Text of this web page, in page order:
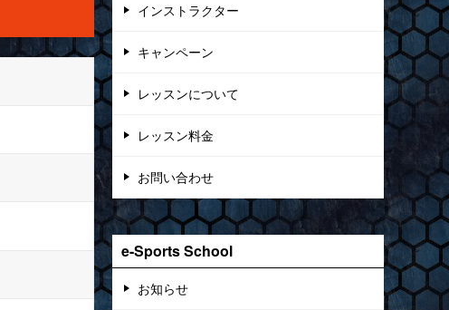
インストラクター
キャンペーン
レッスンについて
レッスン料金
お問い合わせ
e-Sports School
お知らせ